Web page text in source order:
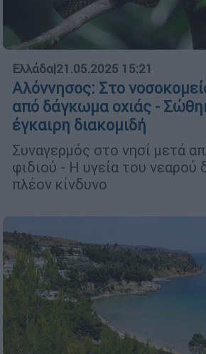
Ελλάδα|21.05.2025 15:21
Αλόννησος: Στο
από δάγκωμα οχιάς -
έγκαιρη διακομιδή
Συναγερμός στο νησί μετά
φιδιού - Η υγεία του νεαρού
πλέον κίνδυνο